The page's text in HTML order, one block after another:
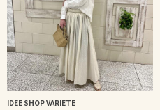
IDEE SHOP VARIETE